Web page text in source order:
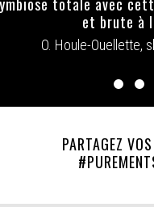
Claudine Hébert,
PARTAGEZ